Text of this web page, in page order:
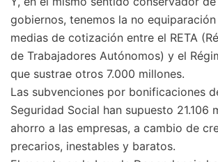
gobiernos, tenemos la no
medias de cotización entre el RETA
de Trabajadores Autónomos) y el
que sustrae otros 7.000 millones.
Las subvenciones por bonificaciones
Seguridad Social han supuesto 21.106
ahorro a las empresas, a cambio de
precarios, inestables y baratos.